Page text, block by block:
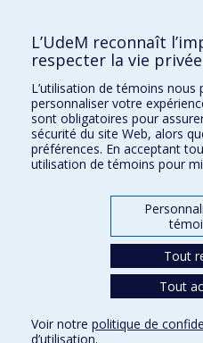
Kinésiologie et des sciences de
Orthophonie et audiologie
Directions
DPC
CPASS
L’UdeM reconnaît
respecter la vie privée
L’utilisation de témoins nous
personnaliser votre
sont obligatoires pour
sécurité du site Web, alors
préférences. En acceptant
utilisation de témoins pour
Tout
Tout
Voir notre politique de
d’utilisation.